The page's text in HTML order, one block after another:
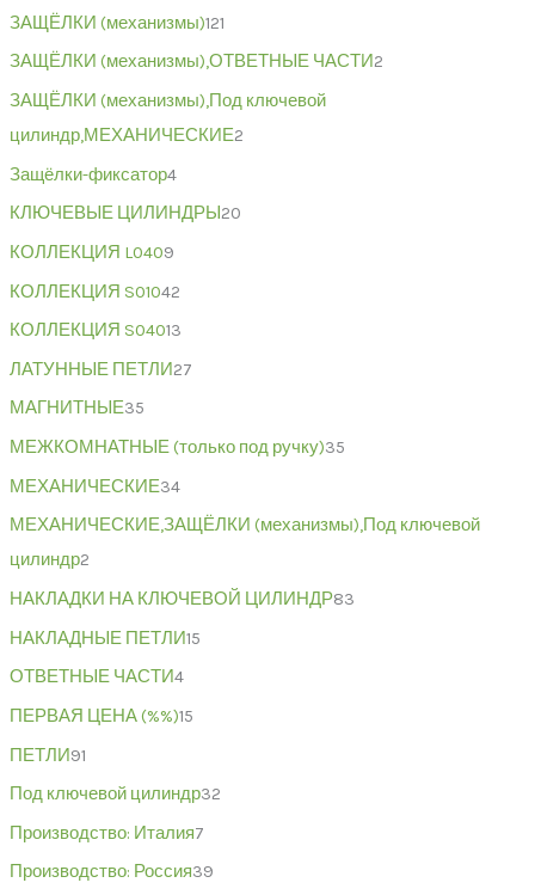
ЗАЩЁЛКИ (механизмы)121
ЗАЩЁЛКИ (механизмы),ОТВЕТНЫЕ ЧАСТИ2
ЗАЩЁЛКИ (механизмы),Под ключевой
цилиндр,МЕХАНИЧЕСКИЕ2
Защёлки-фиксатор4
КЛЮЧЕВЫЕ ЦИЛИНДРЫ 20
КОЛЛЕКЦИЯ L0409
КОЛЛЕКЦИЯ S01042
КОЛЛЕКЦИЯ S04013
ЛАТУННЫЕ ПЕТЛИ27
МАГНИТНЫЕ35
МЕЖКОМНАТНЫЕ (только под ручку)35
МЕХАНИЧЕСКИЕ34
МЕХАНИЧЕСКИЕ,ЗАЩЁЛКИ (механизмы),Под ключевой
цилиндр2
НАКЛАДКИ НА КЛЮЧЕВОЙ ЦИЛИНДР83
НАКЛАДНЫЕ ПЕТЛИ15
ОТВЕТНЫЕ ЧАСТИ4
ПЕРВАЯ ЦЕНА (%%)15
ПЕТЛИ91
Под ключевой цилиндр32
Производство: Италия7
Производство: Россия39